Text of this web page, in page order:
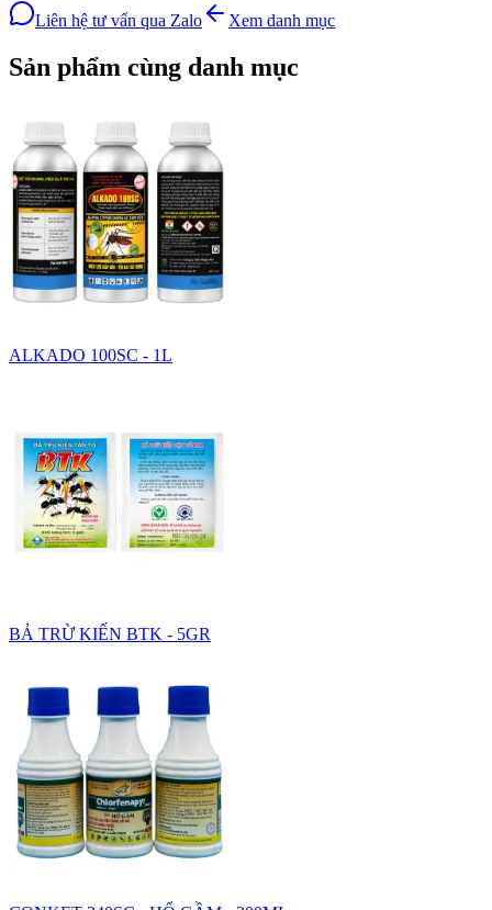
Liên hệ tư vấn qua Zalo Xem danh mục
Sản phẩm cùng danh mục
ALKADO 100SC - 1L
BẢ TRỪ KIẾN BTK - 5GR